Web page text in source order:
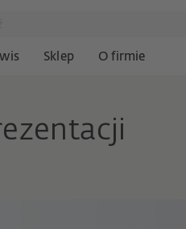
Sklep O firmie